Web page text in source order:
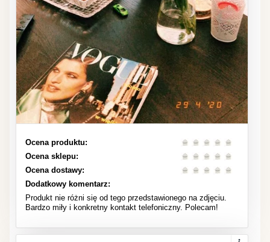
Ocena produktu:
Ocena sklepu:
Ocena dostawy:
Dodatkowy komentarz:
Produkt nie różni się od tego przedstawionego na zdjęciu.
Bardzo miły i konkretny kontakt telefoniczny. Polecam!